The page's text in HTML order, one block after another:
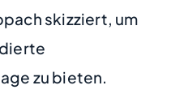
skizziert, um
zu bieten.